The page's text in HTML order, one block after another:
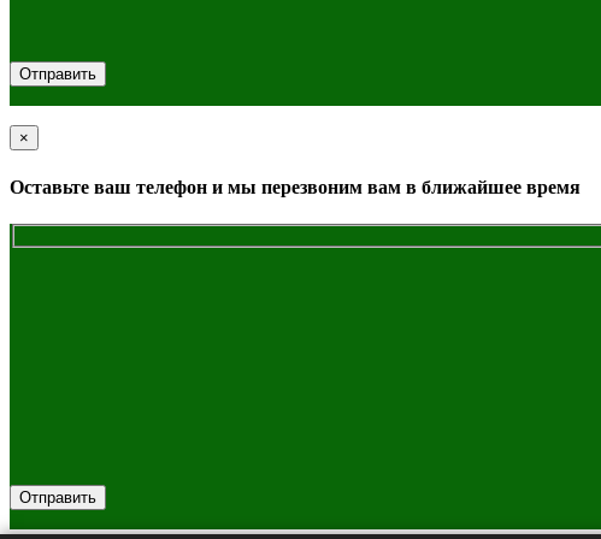
×
Close
Оставьте ваш телефон и мы перезвоним вам в ближайшее время